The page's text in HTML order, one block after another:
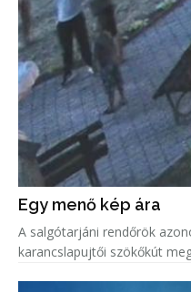
Egy menő kép ára
A salgótarjáni rendőrök
karancslapujtői szökőkút